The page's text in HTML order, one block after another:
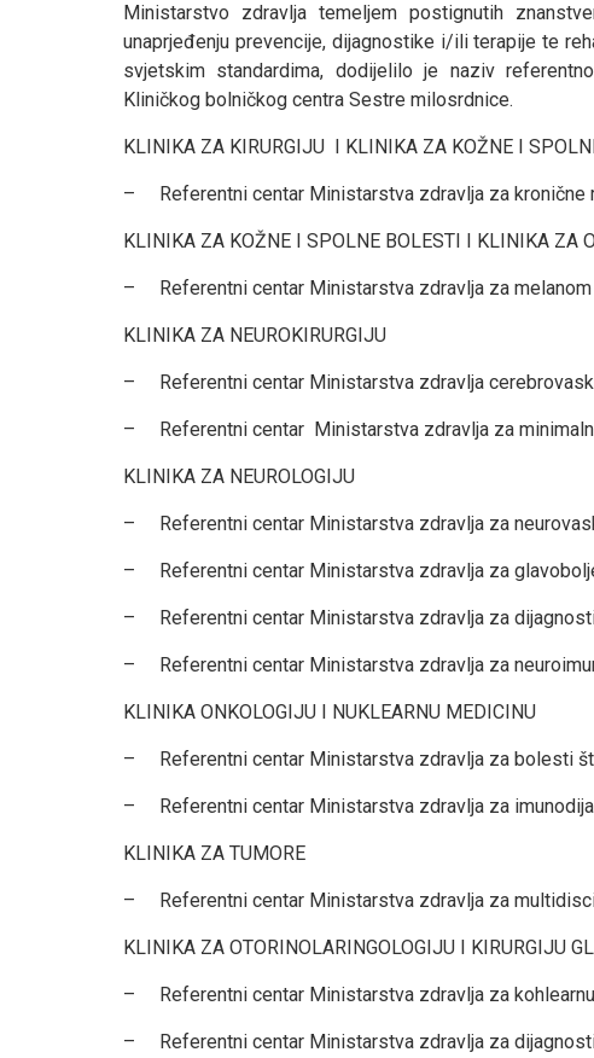
Ministarstvo zdravlja temeljem postignutih
unaprjeđenju prevencije, dijagnostike i/ili terapije te
svjetskim standardima, dodijelilo je naziv
Kliničkog bolničkog centra Sestre milosrdnice.
KLINIKA ZA KIRURGIJU I KLINIKA ZA KOŽNE I
– Referentni centar Ministarstva zdravlja za kronične
KLINIKA ZA KOŽNE I SPOLNE BOLESTI I KLINIKA ZA
– Referentni centar Ministarstva zdravlja za melanom
KLINIKA ZA NEUROKIRURGIJU
– Referentni centar Ministarstva zdravlja
– Referentni centar Ministarstva zdravlja za
KLINIKA ZA NEUROLOGIJU
– Referentni centar Ministarstva zdravlja za
– Referentni centar Ministarstva zdravlja za
– Referentni centar Ministarstva zdravlja za
– Referentni centar Ministarstva zdravlja za
KLINIKA ONKOLOGIJU I NUKLEARNU MEDICINU
– Referentni centar Ministarstva zdravlja za bolesti
– Referentni centar Ministarstva zdravlja za
KLINIKA ZA TUMORE
– Referentni centar Ministarstva zdravlja za
KLINIKA ZA OTORINOLARINGOLOGIJU I KIRURGIJU
– Referentni centar Ministarstva zdravlja za
– Referentni centar Ministarstva zdravlja za